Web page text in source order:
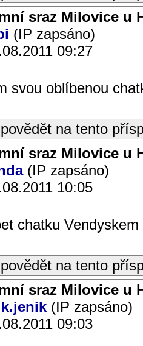
sraz Milovice u
(IP zapsáno)
09:27
svou oblíbenou
na tento
sraz Milovice u
(IP zapsáno)
10:05
chatku Vendyskem
na tento
sraz Milovice u
(IP zapsáno)
09:03